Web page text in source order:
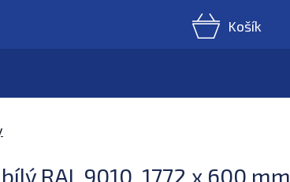
Košík
RAL 9010, 1772 x 600 mm